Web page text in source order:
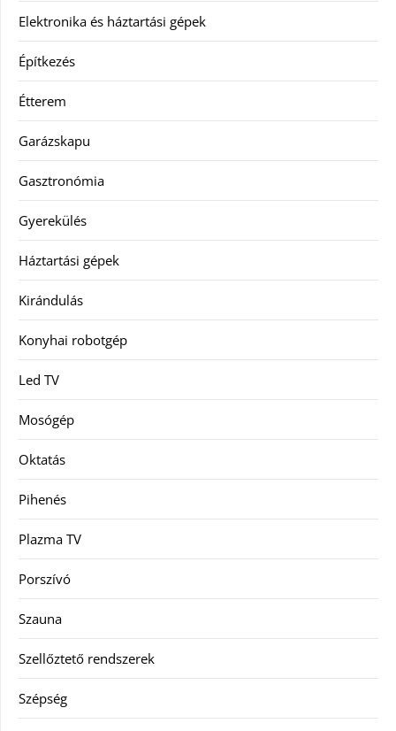
Elektronika és háztartási gépek
Építkezés
Étterem
Garázskapu
Gasztronómia
Gyerekülés
Háztartási gépek
Kirándulás
Konyhai robotgép
Led TV
Mosógép
Oktatás
Pihenés
Plazma TV
Porszívó
Szauna
Szellőztető rendszerek
Szépség